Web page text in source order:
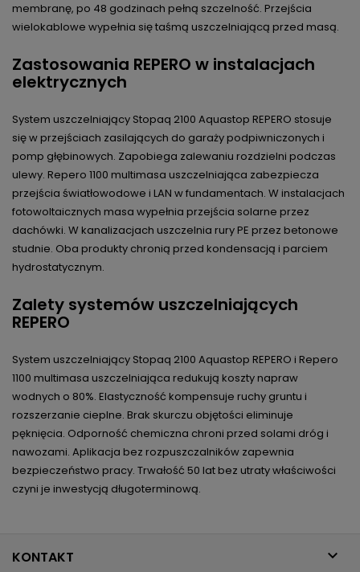
membranę, po 48 godzinach pełną szczelność. Przejścia
wielokablowe wypełnia się taśmą uszczelniającą przed masą.
Zastosowania REPERO w instalacjach
elektrycznych
System uszczelniający Stopaq 2100 Aquastop REPERO stosuje
się w przejściach zasilających do garaży podpiwniczonych i
pomp głębinowych. Zapobiega zalewaniu rozdzielni podczas
ulewy. Repero 1100 multimasa uszczelniająca zabezpiecza
przejścia światłowodowe i LAN w fundamentach. W instalacjach
fotowoltaicznych masa wypełnia przejścia solarne przez
dachówki. W kanalizacjach uszczelnia rury PE przez betonowe
studnie. Oba produkty chronią przed kondensacją i parciem
hydrostatycznym.​
Zalety systemów uszczelniających
REPERO
System uszczelniający Stopaq 2100 Aquastop REPERO i Repero
1100 multimasa uszczelniająca redukują koszty napraw
wodnych o 80%. Elastyczność kompensuje ruchy gruntu i
rozszerzanie cieplne. Brak skurczu objętości eliminuje
pęknięcia. Odporność chemiczna chroni przed solami dróg i
nawozami. Aplikacja bez rozpuszczalników zapewnia
bezpieczeństwo pracy. Trwałość 50 lat bez utraty właściwości
czyni je inwestycją długoterminową.
KONTAKT 